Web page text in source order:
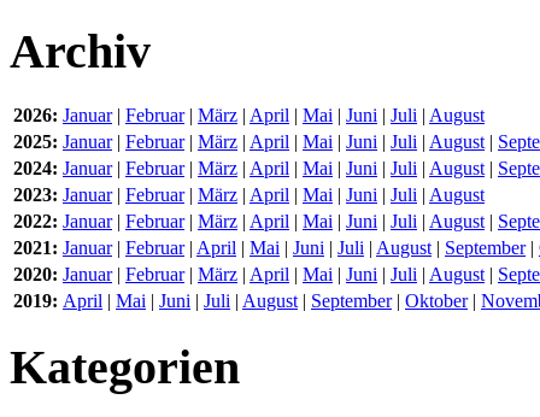
Archiv
2026: Januar| Februar| März | April | Mai | Juni | Juli | August
2025: Januar| Februar| März | April | Mai | Juni | Juli | August|
2024: Januar| Februar| März | April | Mai | Juni | Juli | August|
2023: Januar| Februar| März | April | Mai | Juni | Juli | August
2022: Januar| Februar| März | April | Mai | Juni | Juli | August|
2021: Januar| Februar| April | Mai | Juni | Juli | August| September|
2020: Januar| Februar| März | April | Mai | Juni | Juli | August|
2019: April | Mai | Juni | Juli | August| September| Oktober|
Kategorien